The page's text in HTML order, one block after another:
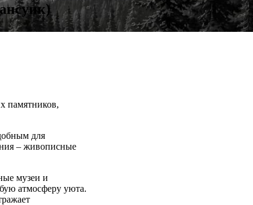
памятников,
для
– живописные
музеи и
атмосферу уюта.